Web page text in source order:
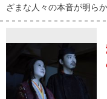
ざまな人々の本音が明ら